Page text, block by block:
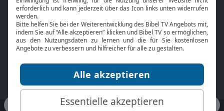
Bibel TV
Über uns
Jobs
Mediadaten
Service
Kontakt
TV-Empfang